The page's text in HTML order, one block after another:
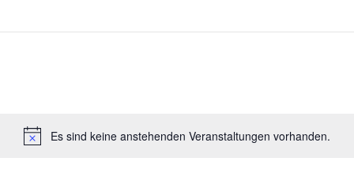
Es sind keine anstehenden Veranstaltungen vorhanden.